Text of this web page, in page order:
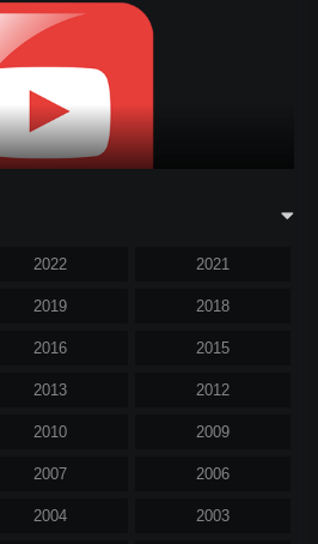
2022 2021
2019 2018
2016 2015
2013 2012
2010 2009
2007 2006
2004 2003